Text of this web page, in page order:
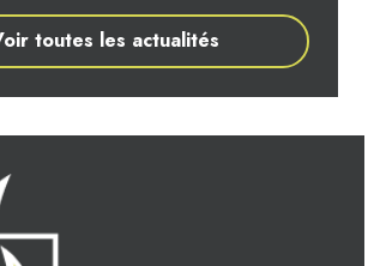
toutes les actualités